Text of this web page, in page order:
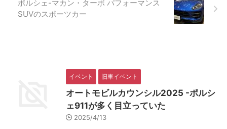
ポルシェ-マカン・ターボ パフォーマンス
SUVのスポーツカー
イベント 旧車イベント
オートモビルカウンシル2025 -ポルシ
ェ911が多く目立っていた
2025/4/13